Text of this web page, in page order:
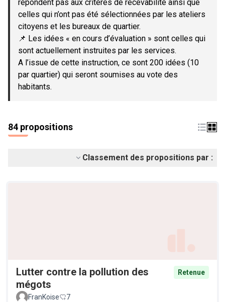
répondent pas aux critères de recevabilité ainsi que
celles qui n’ont pas été sélectionnées par les ateliers
citoyens et les bureaux de quartier.
📌 Les idées « en cours d’évaluation » sont celles qui
sont actuellement instruites par les services.
A l’issue de cette instruction, ce sont 200 idées (10
par quartier) qui seront soumises au vote des
habitants.
84 propositions
Classement des propositions par :
Lutter contre la pollution des
mégots
Retenue
FranKoise 7